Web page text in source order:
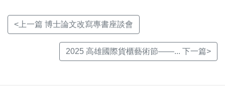
<上一篇 博士論文改寫專書座談會
2025 高雄國際貨櫃藝術節——... 下一篇>